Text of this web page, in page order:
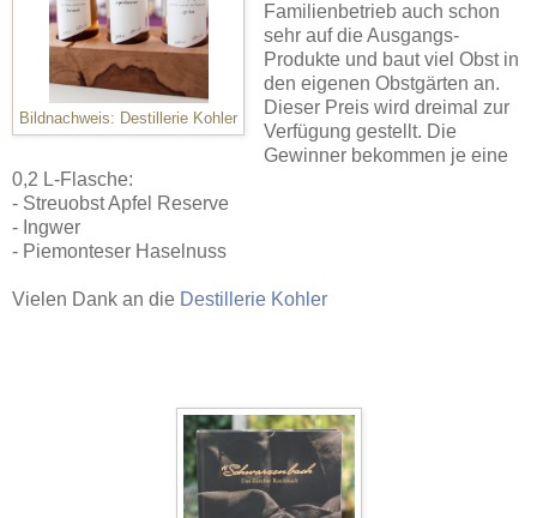
Bildnachweis: Destillerie Kohler
Familienbetrieb auch schon
sehr auf die Ausgangs-
Produkte und baut viel Obst in
den eigenen Obstgärten an.
Dieser Preis wird dreimal zur
Verfügung gestellt. Die
Gewinner bekommen je eine
0,2 L-Flasche:
- Streuobst Apfel Reserve
- Ingwer
- Piemonteser Haselnuss
Vielen Dank an die Destillerie Kohler